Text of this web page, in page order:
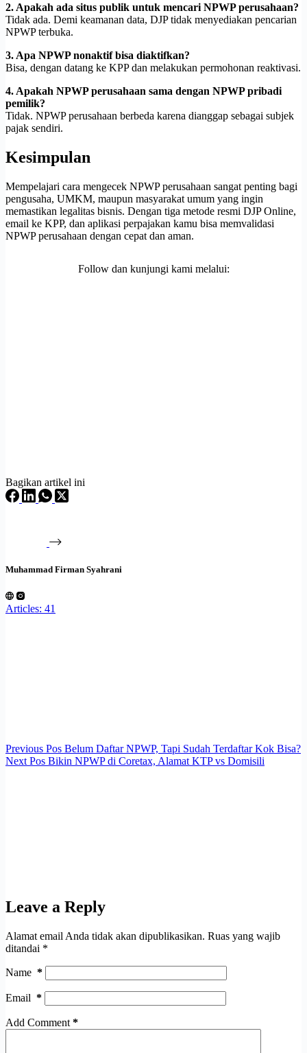
2. Apakah ada situs publik untuk mencari NPWP perusahaan?
Tidak ada. Demi keamanan data, DJP tidak menyediakan pencarian
NPWP terbuka.
3. Apa NPWP nonaktif bisa diaktifkan?
Bisa, dengan datang ke KPP dan melakukan permohonan reaktivasi.
4. Apakah NPWP perusahaan sama dengan NPWP pribadi
pemilik?
Tidak. NPWP perusahaan berbeda karena dianggap sebagai subjek
pajak sendiri.
Kesimpulan
Mempelajari cara mengecek NPWP perusahaan sangat penting bagi
pengusaha, UMKM, maupun masyarakat umum yang ingin
memastikan legalitas bisnis. Dengan tiga metode resmi DJP Online,
email ke KPP, dan aplikasi perpajakan kamu bisa memvalidasi
NPWP perusahaan dengan cepat dan aman.
Follow dan kunjungi kami melalui:
Bagikan artikel ini
Muhammad Firman Syahrani
Articles: 41
Previous Pos Belum Daftar NPWP, Tapi Sudah Terdaftar Kok Bisa?
Next Pos Bikin NPWP di Coretax, Alamat KTP vs Domisili
Leave a Reply
Alamat email Anda tidak akan dipublikasikan. Ruas yang wajib
ditandai *
Name *
Email *
Add Comment *